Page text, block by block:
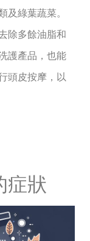
及綠葉蔬菜。
除多餘油脂和
護產品，也能
頭皮按摩，以
症狀